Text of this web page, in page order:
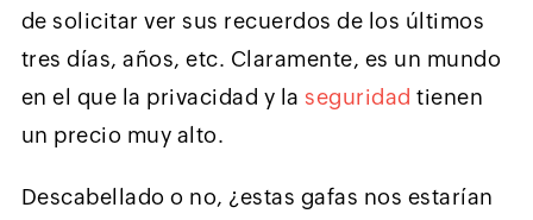
de solicitar ver sus recuerdos de los últimos
tres días, años, etc. Claramente, es un mundo
en el que la privacidad y la seguridad tienen
un precio muy alto.
Descabellado o no, ¿estas gafas nos estarían